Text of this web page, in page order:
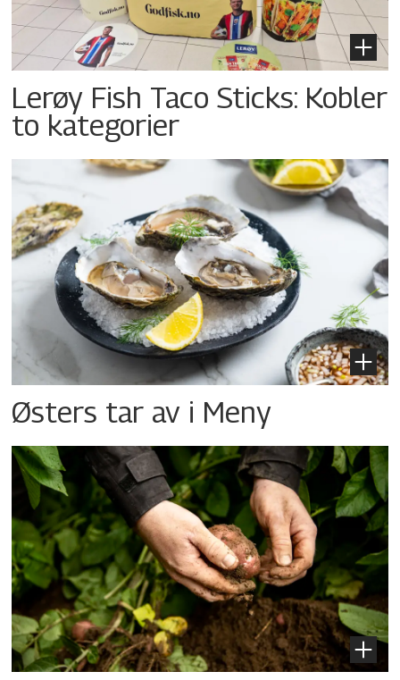
Lerøy Fish Taco Sticks: Kobler
to kategorier
Østers tar av i Meny